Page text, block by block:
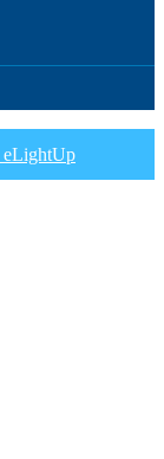
eLightUp